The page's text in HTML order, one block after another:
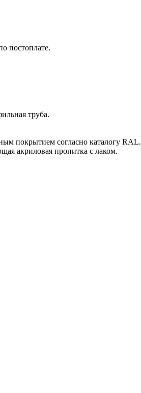
постоплате.
труба.
покрытием согласно каталогу RAL.
акриловая пропитка с лаком.